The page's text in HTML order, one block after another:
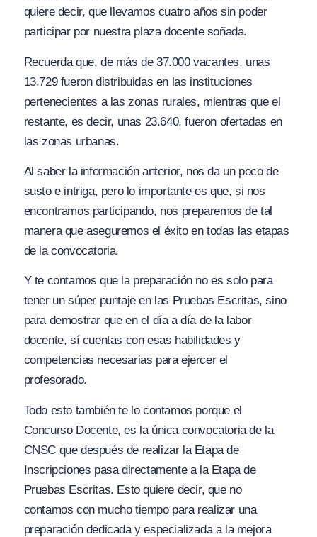
quiere decir, que llevamos cuatro años sin poder
participar por nuestra plaza docente soñada.
Recuerda que, de más de 37.000 vacantes, unas
13.729 fueron distribuidas en las instituciones
pertenecientes a las zonas rurales, mientras que el
restante, es decir, unas 23.640, fueron ofertadas en
las zonas urbanas.
Al saber la información anterior, nos da un poco de
susto e intriga, pero lo importante es que, si nos
encontramos participando, nos preparemos de tal
manera que aseguremos el éxito en todas las etapas
de la convocatoria.
Y te contamos que la preparación no es solo para
tener un súper puntaje en las Pruebas Escritas, sino
para demostrar que en el día a día de la labor
docente, sí cuentas con esas habilidades y
competencias necesarias para ejercer el
profesorado.
Todo esto también te lo contamos porque el
Concurso Docente, es la única convocatoria de la
CNSC que después de realizar la Etapa de
Inscripciones pasa directamente a la Etapa de
Pruebas Escritas. Esto quiere decir, que no
contamos con mucho tiempo para realizar una
preparación dedicada y especializada a la mejora